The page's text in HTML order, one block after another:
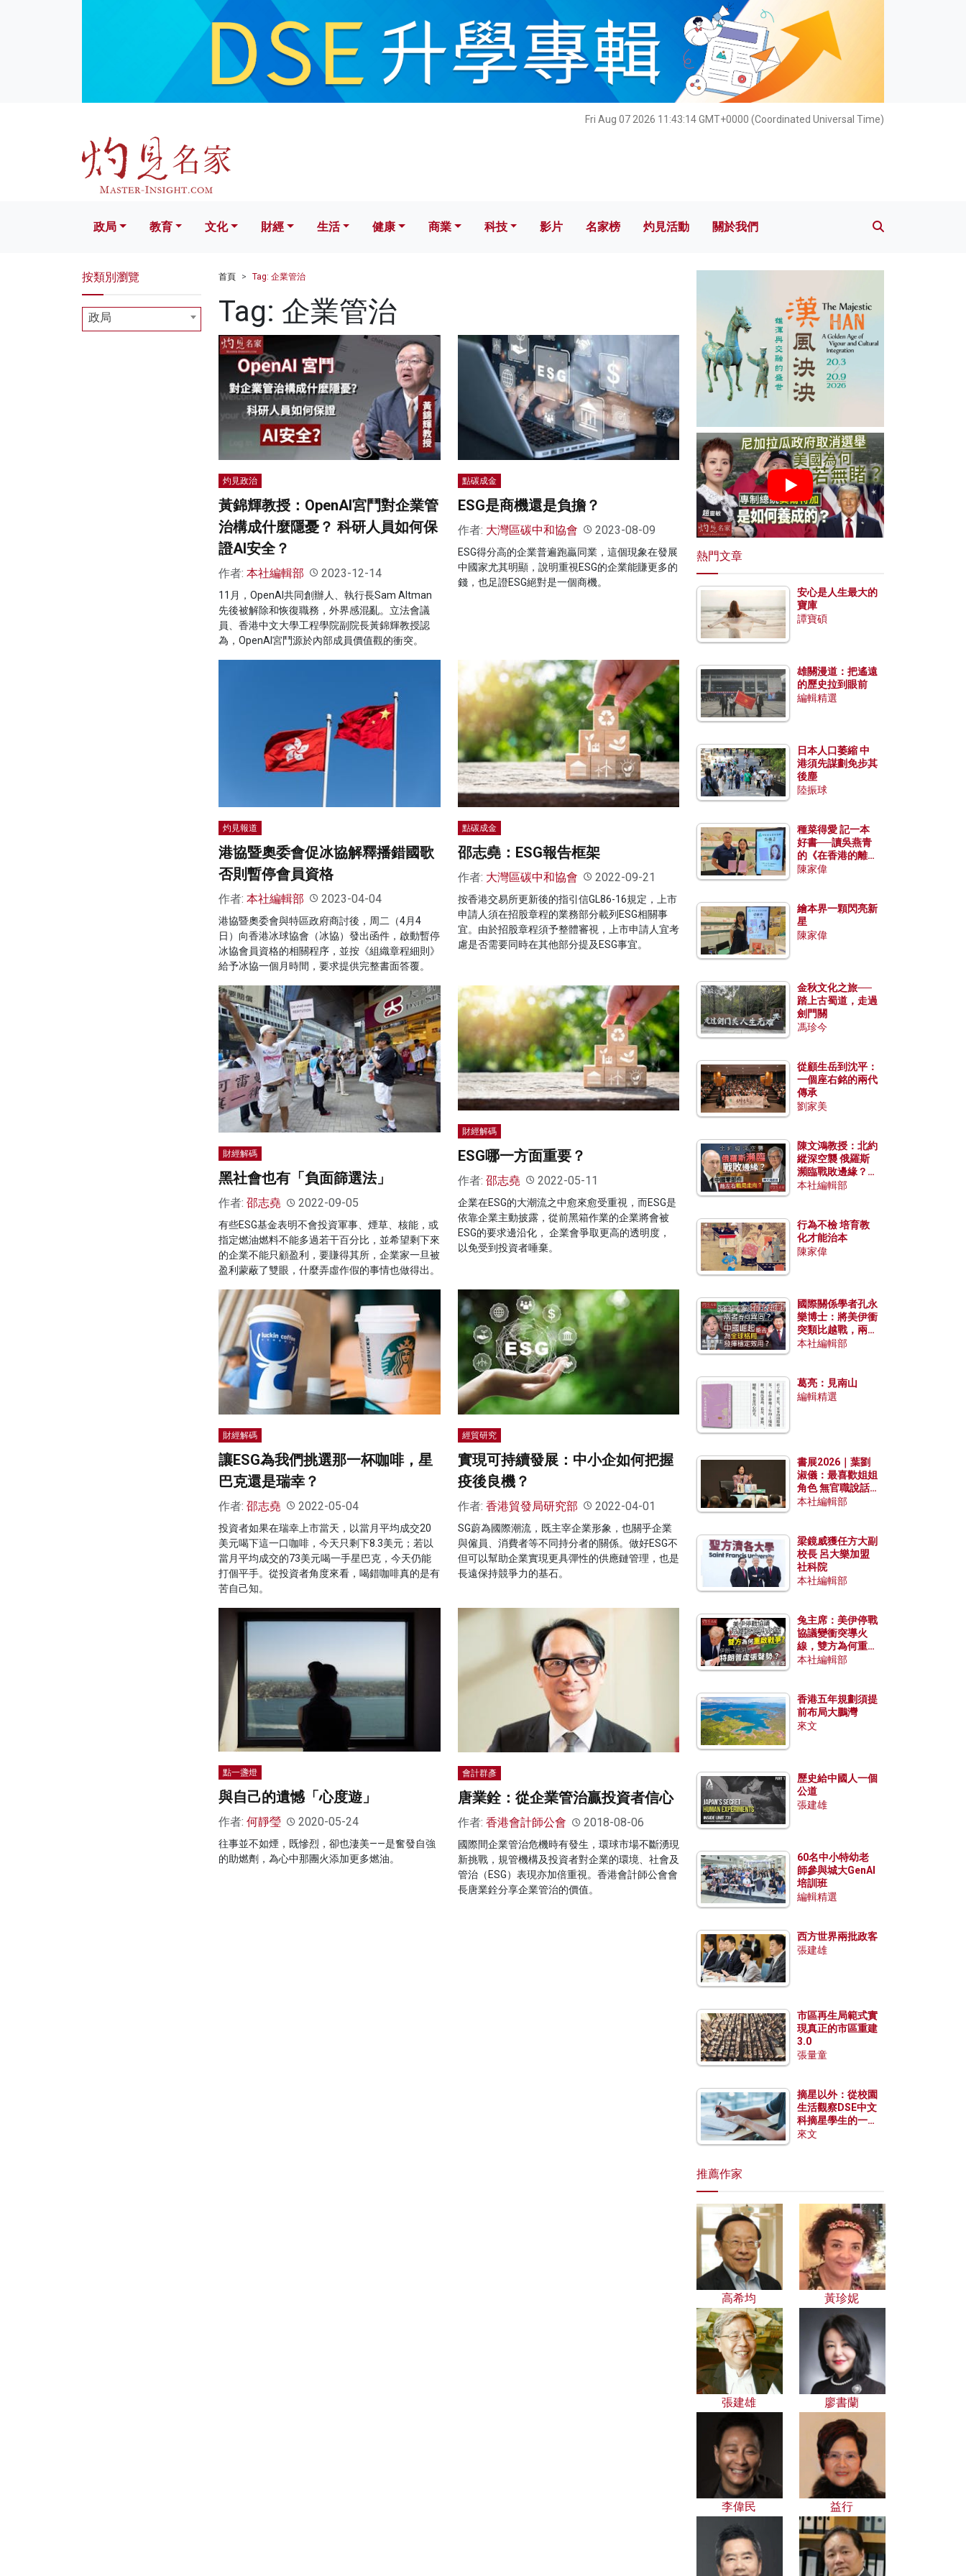
Fri Aug 07 2026 11:43:16 GMT+0000 (Coordinated Universal Time)
文化 財經 生活 健康 科技 影片 名家榜 灼見活動 關於我們
政局 教育 文化 財經 生活 健康 商業 科技 影片 名家榜 灼見活動 關於我們
首頁 Tag: 企業管治
Tag: 企業管治
灼見政治
黃錦輝教授：OpenAI宮鬥對企業管
治構成什麼隱憂？ 科研人員如何保
證AI安全？
作者: 本社編輯部 2023-12-14
11月，OpenAI共同創辦人、執行長Sam Altman
先後被解除和恢復職務，外界感混亂。立法會議
員、香港中文大學工程學院副院長黃錦輝教授認
為，OpenAI宮鬥源於內部成員價值觀的衝突。
點碳成金
ESG是商機還是負擔？
作者: 大灣區碳中和協會 2023-08-09
ESG得分高的企業普遍跑贏同業，這個現象在發展
中國家尤其明顯，說明重視ESG的企業能賺更多的
錢，也足證ESG絕對是一個商機。
灼見報道
港協暨奧委會促冰協解釋播錯國歌
否則暫停會員資格
作者: 本社編輯部 2023-04-04
港協暨奧委會與特區政府商討後，周二（4月4
日）向香港冰球協會（冰協）發出函件，啟動暫停
冰協會員資格的相關程序，並按《組織章程細則》
給予冰協一個月時間，要求提供完整書面答覆。
點碳成金
邵志堯：ESG報告框架
作者: 大灣區碳中和協會 2022-09-21
按香港交易所更新後的指引信GL86-16規定，上市
申請人須在招股章程的業務部分載列ESG相關事
宜。由於招股章程須予整體審視，上市申請人宜考
慮是否需要同時在其他部分提及ESG事宜。
財經解碼
黑社會也有「負面篩選法」
作者: 邵志堯 2022-09-05
有些ESG基金表明不會投資軍事、煙草、核能，或
指定燃油燃料不能多過若干百分比，並希望剩下來
的企業不能只顧盈利，要賺得其所，企業家一旦被
盈利蒙蔽了雙眼，什麼弄虛作假的事情也做得出。
財經解碼
ESG哪一方面重要？
作者: 邵志堯 2022-05-11
企業在ESG的大潮流之中愈來愈受重視，而ESG是
依靠企業主動披露，從前黑箱作業的企業將會被
ESG的要求邊沿化， 企業會爭取更高的透明度，
以免受到投資者唾棄。
財經解碼
讓ESG為我們挑選那一杯咖啡，星
巴克還是瑞幸？
作者: 邵志堯 2022-05-04
投資者如果在瑞幸上市當天，以當月平均成交20
美元喝下這一口咖啡，今天只剩下8.3美元；若以
當月平均成交的73美元喝一手星巴克，今天仍能
打個平手。從投資者角度來看，喝錯咖啡真的是有
苦自己知。
經貿研究
實現可持續發展：中小企如何把握
疫後良機？
作者: 香港貿發局研究部 2022-04-01
SG蔚為國際潮流，既主宰企業形象，也關乎企業
與僱員、消費者等不同持分者的關係。做好ESG不
但可以幫助企業實現更具彈性的供應鏈管理，也是
長遠保持競爭力的基石。
點一盞燈
與自己的遺憾「心度遊」
作者: 何靜瑩 2020-05-24
往事並不如煙，既慘烈，卻也淒美——是奮發自強
的助燃劑，為心中那團火添加更多燃油。
會計群彥
唐業銓：從企業管治贏投資者信心
作者: 香港會計師公會 2018-08-06
國際間企業管治危機時有發生，環球市場不斷湧現
新挑戰，規管機構及投資者對企業的環境、社會及
管治（ESG）表現亦加倍重視。香港會計師公會會
長唐業銓分享企業管治的價值。
按類別瀏覽
政局
熱門文章
安心是人生最大的
寶庫
譚寶碩
雄關漫道：把遙遠
的歷史拉到眼前
編輯精選
日本人口萎縮 中
港須先謀劃免步其
後塵
陸振球
種菜得愛 記一本
好書──讀吳燕青
的《在香港的離島
種菜》
陳家偉
繪本界一顆閃亮新
星
陳家偉
金秋文化之旅──
踏上古蜀道，走過
劍門關
馮珍今
從顧生岳到沈平：
一個座右銘的兩代
傳承
劉家美
陳文鴻教授：北約
縱深空襲 俄羅斯
瀕臨戰敗邊緣？中
國零部件能左右戰
本社編輯部
行為不檢 培育教
化才能治本
陳家偉
國際關係學者孔永
樂博士：將美伊衝
突類比越戰，兩者
有何異同？中國崛
本社編輯部
葛亮：見南山
編輯精選
書展2026｜葉劉
淑儀：最喜歡姐姐
角色 無官職說話
包袱少
本社編輯部
梁鏡威獲任方大副
校長 呂大樂加盟
社科院
本社編輯部
兔主席：美伊停戰
協議變衝突導火
線，雙方為何重啟
戰爭？伊朗一早洞
本社編輯部
香港五年規劃須提
前布局大鵬灣
來文
歷史給中國人一個
公道
張建雄
60名中小特幼老
師參與城大GenAI
培訓班
編輯精選
西方世界兩批政客
張建雄
市區再生局範式實
現真正的市區重建
3.0
張量童
摘星以外：從校園
生活觀察DSE中文
科摘星學生的一點
特質
來文
推薦作家
高希均 黃珍妮
張建雄 廖書蘭
李偉民 益行